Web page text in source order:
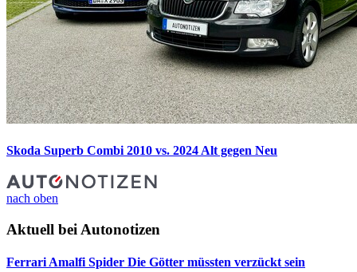
Skoda Superb Combi 2010 vs. 2024 Alt gegen Neu
nach oben
Aktuell bei Autonotizen
Ferrari Amalfi Spider Die Götter müssten verzückt sein